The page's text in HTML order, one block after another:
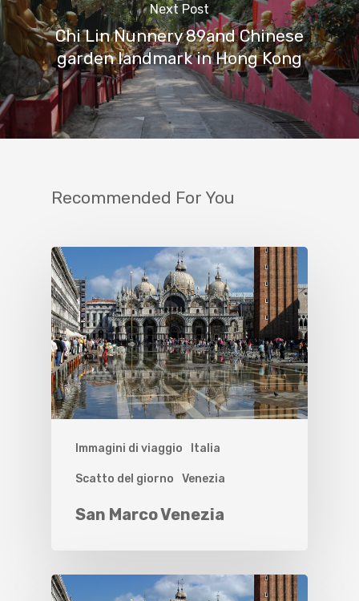
Next Post
Chi Lin Nunnery 89and Chinese
garden landmark in Hong Kong
Recommended For You
Immagini di viaggio Italia
Scatto del giorno Venezia
San Marco Venezia